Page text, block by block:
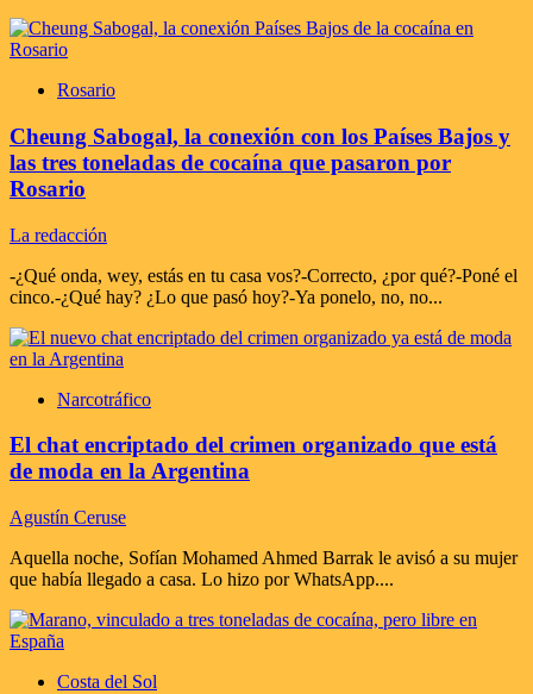
Rosario
Cheung Sabogal, la conexión con los Países Bajos y
las tres toneladas de cocaína que pasaron por
Rosario
La redacción
-¿Qué onda, wey, estás en tu casa vos?-Correcto, ¿por qué?-Poné el
cinco.-¿Qué hay? ¿Lo que pasó hoy?-Ya ponelo, no, no...
Narcotráfico
El chat encriptado del crimen organizado que está
de moda en la Argentina
Agustín Ceruse
Aquella noche, Sofían Mohamed Ahmed Barrak le avisó a su mujer
que había llegado a casa. Lo hizo por WhatsApp....
Costa del Sol